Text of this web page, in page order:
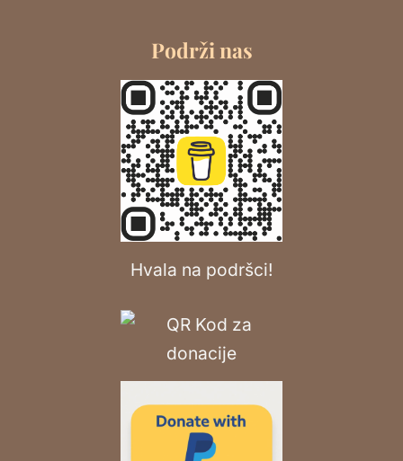
Podrži nas
Hvala na podršci!